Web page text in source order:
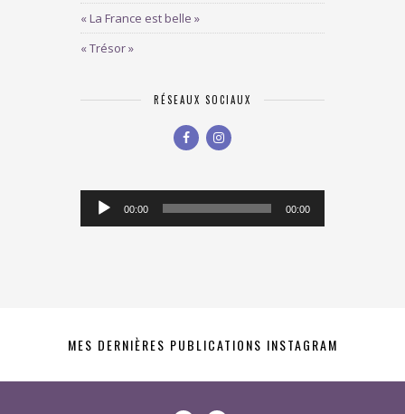
« La France est belle »
« Trésor »
RÉSEAUX SOCIAUX
Lecteur
audio
00:00 00:00
MES DERNIÈRES PUBLICATIONS INSTAGRAM